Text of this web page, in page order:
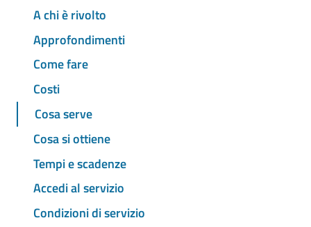
A chi è rivolto
Approfondimenti
Come fare
Costi
Cosa serve
Cosa si ottiene
Tempi e scadenze
Accedi al servizio
Condizioni di servizio